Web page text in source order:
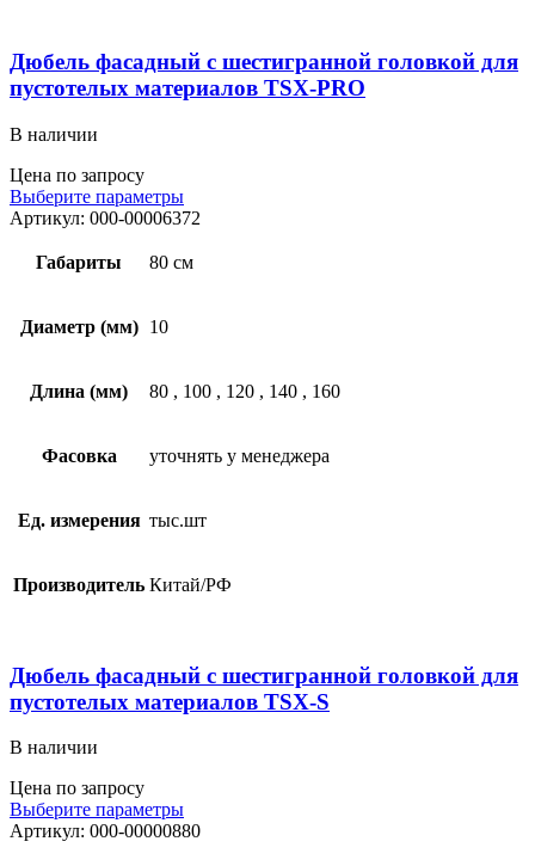
Дюбель фасадный с шестигранной головкой для
пустотелых материалов TSX-PRO
В наличии
Цена по запросу
Выберите параметры
Артикул: 000-00006372
Габариты 80 см
Диаметр (мм) 10
Длина (мм) 80 , 100 , 120 , 140 , 160
Фасовка уточнять у менеджера
Ед. измерения тыс.шт
Производитель Китай/РФ
Дюбель фасадный с шестигранной головкой для
пустотелых материалов TSX-S
В наличии
Цена по запросу
Выберите параметры
Артикул: 000-00000880